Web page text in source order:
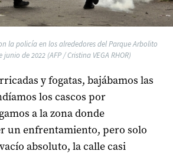
la policía en los alrededores del Parque Arbolito
junio de 2022 (AFP / Cristina VEGA RHOR)
y fogatas, bajábamos las
los cascos por
a la zona donde
un enfrentamiento, pero solo
absoluto, la calle casi